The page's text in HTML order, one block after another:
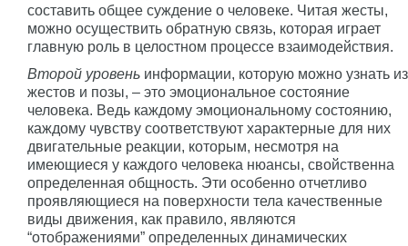
составить общее суждение о человеке. Читая жесты,
можно осуществить обратную связь, которая играет
главную роль в целостном процессе взаимодействия.
Второй уровень информации, которую можно узнать из
жестов и позы, – это эмоциональное состояние
человека. Ведь каждому эмоциональному состоянию,
каждому чувству соответствуют характерные для них
двигательные реакции, которым, несмотря на
имеющиеся у каждого человека нюансы, свойственна
определенная общность. Эти особенно отчетливо
проявляющиеся на поверхности тела качественные
виды движения, как правило, являются
“отображениями” определенных динамических